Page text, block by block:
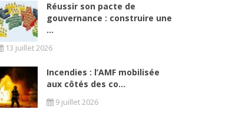
Réussir son pacte de
gouvernance : construire une
...
13 juillet 2026
Incendies : l’AMF mobilisée
aux côtés des co...
9 juillet 2026